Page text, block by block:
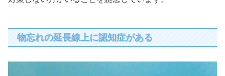
物忘れの延長線上に認知症がある